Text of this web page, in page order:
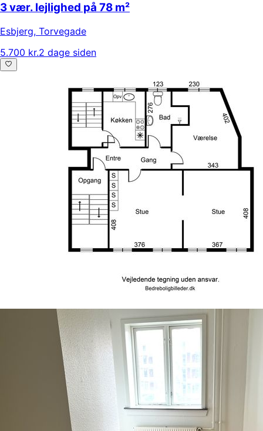
3 vær. lejlighed på 78 m²
Esbjerg, Torvegade
5.700 kr.2 dage siden